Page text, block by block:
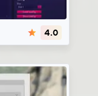
4.0